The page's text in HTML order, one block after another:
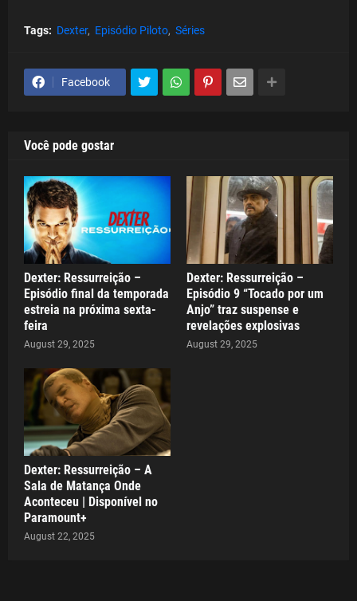
Tags: Dexter Episódio Piloto Séries
Facebook
Você pode gostar
Dexter: Ressurreição –
Episódio final da temporada
estreia na próxima sexta-
feira
August 29, 2025
Dexter: Ressurreição –
Episódio 9 “Tocado por um
Anjo” traz suspense e
revelações explosivas
August 29, 2025
Dexter: Ressurreição – A
Sala de Matança Onde
Aconteceu | Disponível no
Paramount+
August 22, 2025